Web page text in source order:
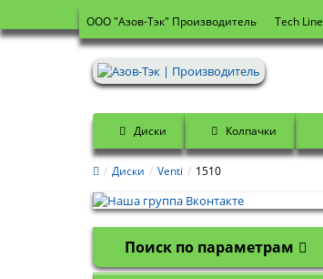
OOO "Азов-Тэк" Производитель Tech Line
Диски Колпачки
Диски Venti 1510
Поиск по параметрам